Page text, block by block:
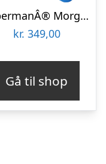
SupermanÂ® Morgenkåbe Børn
kr. 349,00
Gå til shop